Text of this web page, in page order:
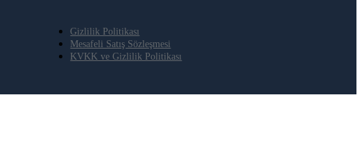
Gizlilik Politikası
Mesafeli Satış Sözleşmesi
KVKK ve Gizlilik Politikası